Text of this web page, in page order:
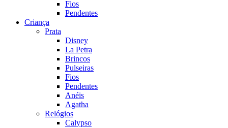
Fios
Pendentes
Criança
Prata
Disney
La Petra
Brincos
Pulseiras
Fios
Pendentes
Anéis
Agatha
Relógios
Calypso